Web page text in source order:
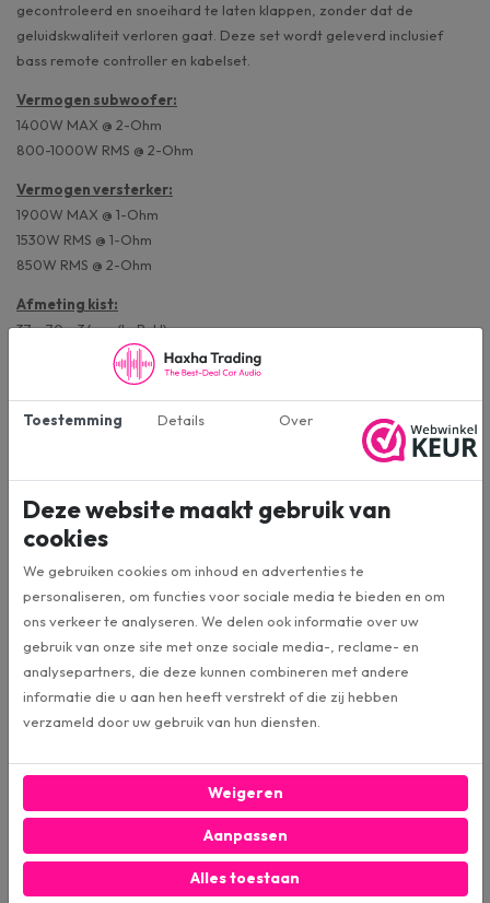
gecontroleerd en snoeihard te laten klappen, zonder dat de
geluidskwaliteit verloren gaat. Deze set wordt geleverd inclusief
bass remote controller en kabelset.
Vermogen subwoofer:
1400W MAX @ 2-Ohm
800-1000W RMS @ 2-Ohm
Vermogen versterker:
1900W MAX @ 1-Ohm
1530W RMS @ 1-Ohm
850W RMS @ 2-Ohm
Afmeting kist:
37 x 70 x 34cm (LxBxH)
Afmeting versterker:
Specificaties
Artikelnummer
Merk: Ground Zero
MAX vermogen: 1400W
1000W
0 - 50 Hz
Low Pass: 30 – 250 Hz
Toestemming Details Over
Deze website maakt gebruik van
cookies
We gebruiken cookies om inhoud en advertenties te
personaliseren, om functies voor sociale media te bieden en om
ons verkeer te analyseren. We delen ook informatie over uw
gebruik van onze site met onze sociale media-, reclame- en
analysepartners, die deze kunnen combineren met andere
informatie die u aan hen heeft verstrekt of die zij hebben
verzameld door uw gebruik van hun diensten.
Weigeren
Aanpassen
Alles toestaan